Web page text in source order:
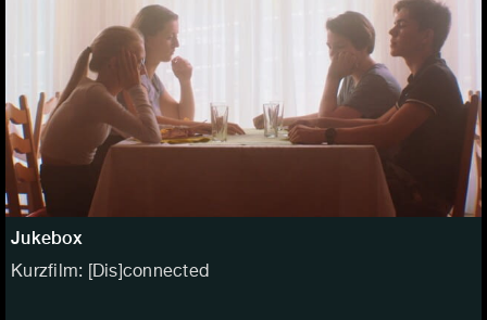
Jukebox
Kurzfilm: [Dis]connected